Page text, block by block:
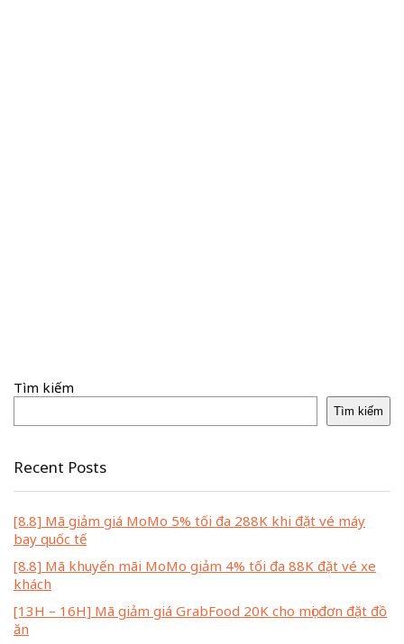
Tìm kiếm
Tìm kiếm
Recent Posts
[8.8] Mã giảm giá MoMo 5% tối đa 288K khi đặt vé máy
bay quốc tế
[8.8] Mã khuyến mãi MoMo giảm 4% tối đa 88K đặt vé xe
khách
[13H – 16H] Mã giảm giá GrabFood 20K cho mọi đơn đặt đồ
ăn